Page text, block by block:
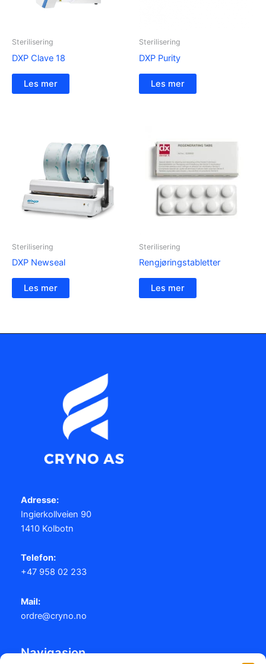
Sterilisering
DXP Clave 18
Les mer
Sterilisering
DXP Purity
Les mer
Sterilisering
DXP Newseal
Les mer
Sterilisering
Rengjøringstabletter
Les mer
Adresse:
Ingierkollveien 90
1410 Kolbotn
Telefon:
+47 958 02 233
Mail:
ordre@cryno.no
Navigasjon